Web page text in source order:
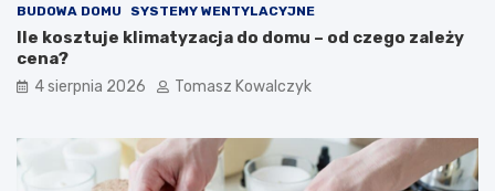
BUDOWA DOMU SYSTEMY WENTYLACYJNE
Ile kosztuje klimatyzacja do domu – od czego zależy
cena?
4 sierpnia 2026 Tomasz Kowalczyk